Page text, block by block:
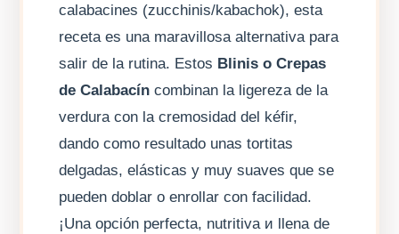
calabacines (zucchinis/kabachok), esta
receta es una maravillosa alternativa para
salir de la rutina. Estos Blinis o Crepas
de Calabacín combinan la ligereza de la
verdura con la cremosidad del kéfir,
dando como resultado unas tortitas
delgadas, elásticas y muy suaves que se
pueden doblar o enrollar con facilidad.
¡Una opción perfecta, nutritiva и llena de